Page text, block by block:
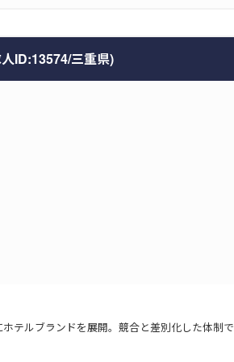
ID:13574/三重県)
テルブランドを展開。競合と差別化した体制で